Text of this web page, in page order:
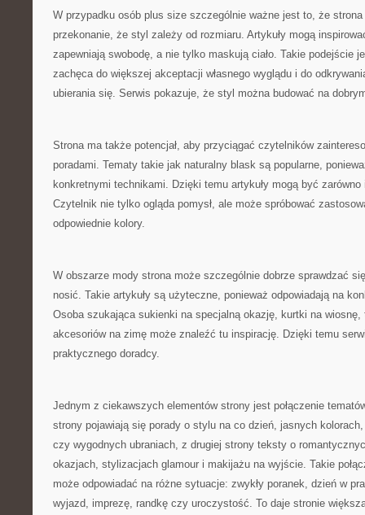
W przypadku osób plus size szczególnie ważne jest to, że strona
przekonanie, że styl zależy od rozmiaru. Artykuły mogą
zapewniają swobodę, a nie tylko maskują ciało. Takie podejście
zachęca do większej akceptacji własnego wyglądu i do
ubierania się. Serwis pokazuje, że styl można budować na
Strona ma także potencjał, aby przyciągać czytelników
poradami. Tematy takie jak naturalny blask są popularne,
konkretnymi technikami. Dzięki temu artykuły mogą być
Czytelnik nie tylko ogląda pomysł, ale może spróbować
odpowiednie kolory.
W obszarze mody strona może szczególnie dobrze sprawdzać
nosić. Takie artykuły są użyteczne, ponieważ odpowiadają na
Osoba szukająca sukienki na specjalną okazję, kurtki na
akcesoriów na zimę może znaleźć tu inspirację. Dzięki temu
praktycznego doradcy.
Jednym z ciekawszych elementów strony jest połączenie
strony pojawiają się porady o stylu na co dzień, jasnych
czy wygodnych ubraniach, z drugiej strony teksty o
okazjach, stylizacjach glamour i makijażu na wyjście. Takie
może odpowiadać na różne sytuacje: zwykły poranek, dzień w
wyjazd, imprezę, randkę czy uroczystość. To daje stronie